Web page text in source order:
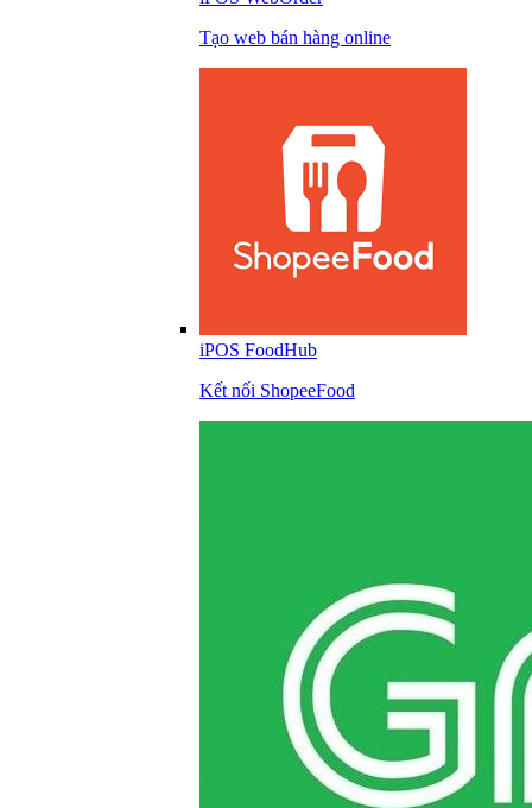
Tạo web bán hàng online
iPOS FoodHub
Kết nối ShopeeFood